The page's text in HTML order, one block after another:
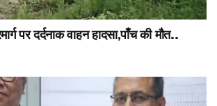
पर दर्दनाक वाहन हादसा,पाँच की मौत..